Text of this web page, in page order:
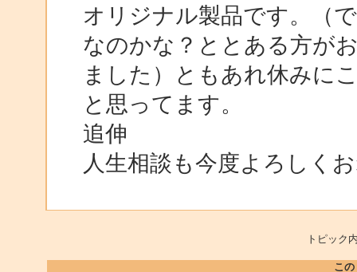
オリジナル製品です。（
なのかな？ととある方が
ました）ともあれ休みに
と思ってます。
追伸
人生相談も今度よろしく
トピッ
こ